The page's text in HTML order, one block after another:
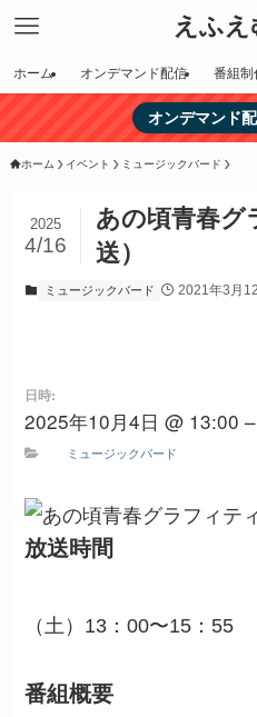
えふ
ホーム オンデマンド配信 番組制
オンデマンド
ホーム イベント ミュージックバード
あの頃青春グ
送）
2025
4/16
ミュージックバード 2021年3月
日時:
2025年10月4日 @ 13:00
ミュージックバード
放送時間
（土）13：00〜15：55
番組概要